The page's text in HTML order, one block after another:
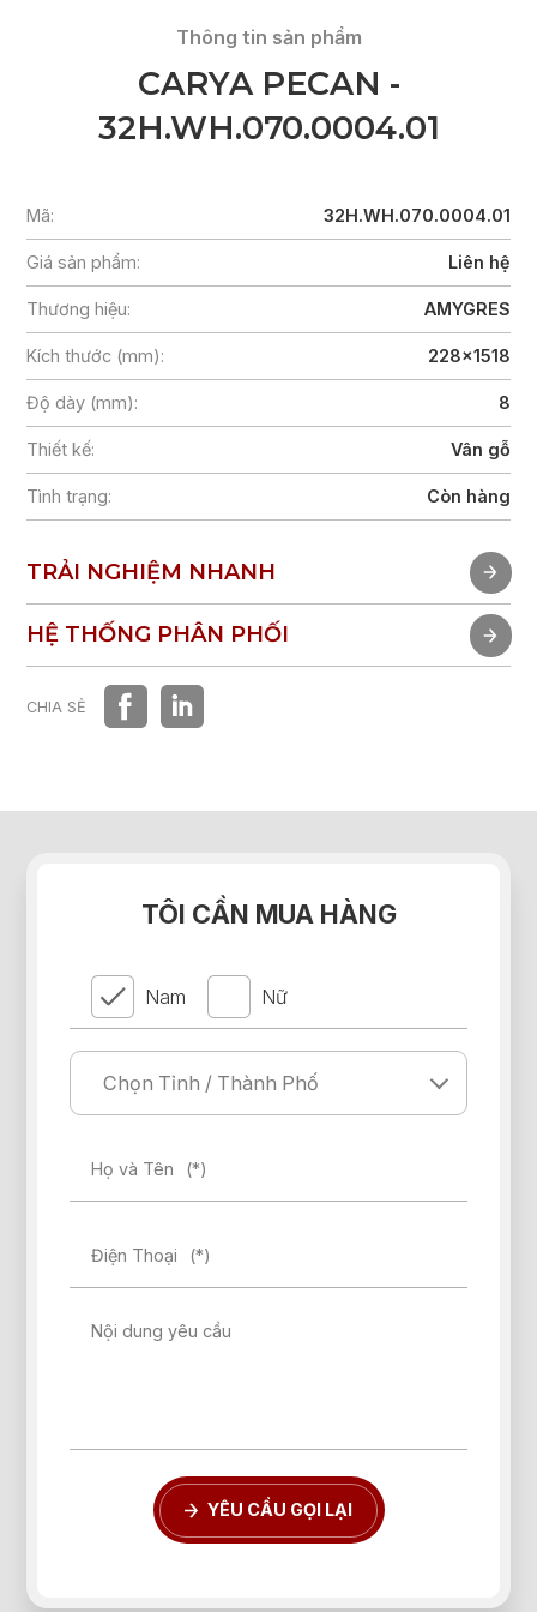
Thông tin sản phẩm
CARYA PECAN -
32H.WH.070.0004.01
Mã: 32H.WH.070.0004.01
Giá sản phẩm: Liên hệ
Thương hiệu: AMYGRES
Kích thước (mm): 228x1518
Độ dày (mm): 8
Thiết kế: Vân gỗ
Tình trạng: Còn hàng
TRẢI NGHIỆM NHANH
TRẢI NGHIỆM NHANH
HỆ THỐNG PHÂN PHỐI
HỆ THỐNG PHÂN PHỐI
CHIA SẺ
TÔI CẦN MUA HÀNG
Nam Nữ
Họ và Tên (*)
Điện Thoại (*)
Nội dung yêu cầu
YÊU CẦU GỌI LẠI